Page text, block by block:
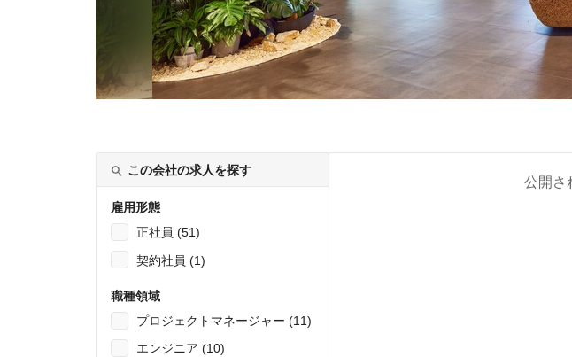
この会社の求人を探す
雇用形態
正社員 (51)
契約社員 (1)
職種領域
プロジェクトマネージャー (11)
エンジニア (10)
公開さ